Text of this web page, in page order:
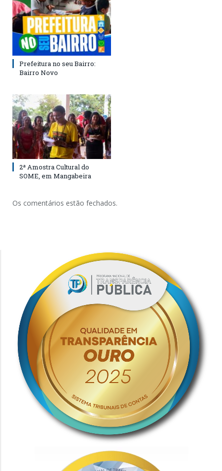
Prefeitura no seu Bairro:
Bairro Novo
2ª Amostra Cultural do
SOME, em Mangabeira
Os comentários estão fechados.